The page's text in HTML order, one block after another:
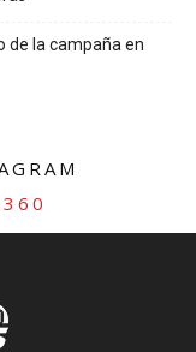
de la campaña en